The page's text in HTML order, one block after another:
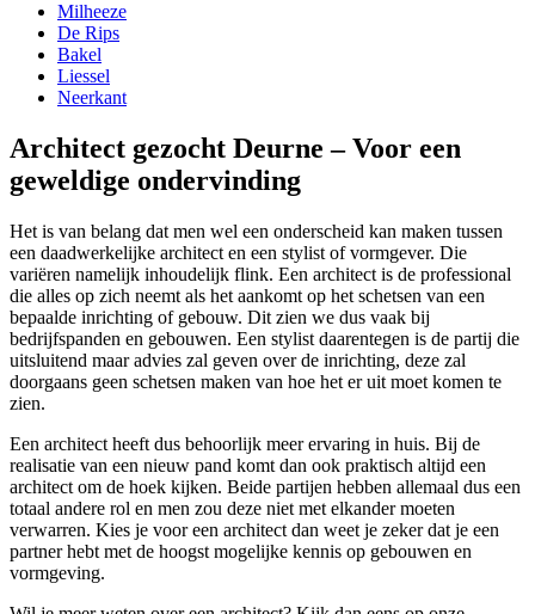
Milheeze
De Rips
Bakel
Liessel
Neerkant
Architect gezocht Deurne – Voor een
geweldige ondervinding
Het is van belang dat men wel een onderscheid kan maken tussen
een daadwerkelijke architect en een stylist of vormgever. Die
variëren namelijk inhoudelijk flink. Een architect is de professional
die alles op zich neemt als het aankomt op het schetsen van een
bepaalde inrichting of gebouw. Dit zien we dus vaak bij
bedrijfspanden en gebouwen. Een stylist daarentegen is de partij die
uitsluitend maar advies zal geven over de inrichting, deze zal
doorgaans geen schetsen maken van hoe het er uit moet komen te
zien.
Een architect heeft dus behoorlijk meer ervaring in huis. Bij de
realisatie van een nieuw pand komt dan ook praktisch altijd een
architect om de hoek kijken. Beide partijen hebben allemaal dus een
totaal andere rol en men zou deze niet met elkander moeten
verwarren. Kies je voor een architect dan weet je zeker dat je een
partner hebt met de hoogst mogelijke kennis op gebouwen en
vormgeving.